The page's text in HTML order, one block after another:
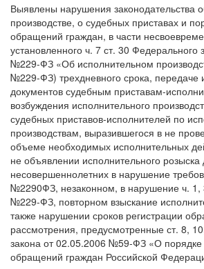
Выявлены нарушения законодательства
производстве, о судебных приставах и
обращений граждан, в части
установленного ч. 7 ст. 30 Федерального
№229-ФЗ «Об исполнительном
№229-ФЗ) трехдневного срока, передаче
документов судебным приставам-
возбуждения исполнительного
судебных приставов-исполнителей по
производствам, выразившегося в не
объеме необходимых исполнительных
не объявлении исполнительного розыска
несовершеннолетних в нарушение
№2290ФЗ, незаконном, в нарушение ч. 1,
№229-ФЗ, повторном взыскание
также нарушении сроков регистрации
рассмотрения, предусмотренные ст. 8,
закона от 02.05.2006 №59-ФЗ «О порядке
обращений граждан Российской